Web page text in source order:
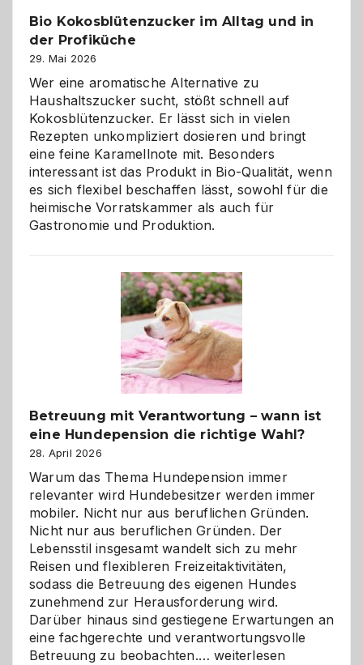
eigenen
Bio Kokosblütenzucker im Alltag und in
der Profiküche
29. Mai 2026
Wer eine aromatische Alternative zu
Haushaltszucker sucht, stößt schnell auf
Kokosblütenzucker. Er lässt sich in vielen
Rezepten unkompliziert dosieren und bringt
eine feine Karamellnote mit. Besonders
interessant ist das Produkt in Bio-Qualität, wenn
es sich flexibel beschaffen lässt, sowohl für die
heimische Vorratskammer als auch für
Gastronomie und Produktion.
Betreuung mit Verantwortung – wann ist
eine Hundepension die richtige Wahl?
28. April 2026
Warum das Thema Hundepension immer
relevanter wird Hundebesitzer werden immer
mobiler. Nicht nur aus beruflichen Gründen.
Nicht nur aus beruflichen Gründen. Der
Lebensstil insgesamt wandelt sich zu mehr
Reisen und flexibleren Freizeitaktivitäten,
sodass die Betreuung des eigenen Hundes
zunehmend zur Herausforderung wird.
Darüber hinaus sind gestiegene Erwartungen an
eine fachgerechte und verantwortungsvolle
Betreuung zu beobachten.…Betreuung
weiterlesen